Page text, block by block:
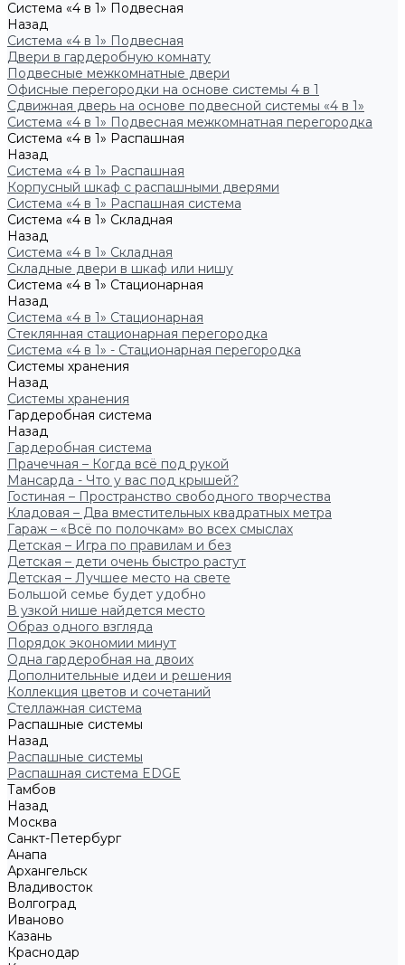
Система «4 в 1» Подвесная
Назад
Система «4 в 1» Подвесная
Двери в гардеробную комнату
Подвесные межкомнатные двери
Офисные перегородки на основе системы 4 в 1
Сдвижная дверь на основе подвесной системы «4 в 1»
Система «4 в 1» Подвесная межкомнатная перегородка
Система «4 в 1» Распашная
Назад
Система «4 в 1» Распашная
Корпусный шкаф с распашными дверями
Система «4 в 1» Распашная система
Система «4 в 1» Складная
Назад
Система «4 в 1» Складная
Складные двери в шкаф или нишу
Система «4 в 1» Стационарная
Назад
Система «4 в 1» Стационарная
Стеклянная стационарная перегородка
Система «4 в 1» - Стационарная перегородка
Системы хранения
Назад
Системы хранения
Гардеробная система
Назад
Гардеробная система
Прачечная – Когда всё под рукой
Мансарда - Что у вас под крышей?
Гостиная – Пространство свободного творчества
Кладовая – Два вместительных квадратных метра
Гараж – «Всё по полочкам» во всех смыслах
Детская – Игра по правилам и без
Детская – дети очень быстро растут
Детская – Лучшее место на свете
Большой семье будет удобно
В узкой нише найдется место
Образ одного взгляда
Порядок экономии минут
Одна гардеробная на двоих
Дополнительные идеи и решения
Коллекция цветов и сочетаний
Стеллажная система
Распашные системы
Назад
Распашные системы
Распашная система EDGE
Тамбов
Назад
Москва
Санкт-Петербург
Анапа
Архангельск
Владивосток
Волгоград
Иваново
Казань
Краснодар